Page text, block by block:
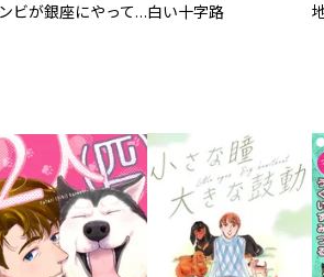
ゾンビが銀座にやって来る白い十字路